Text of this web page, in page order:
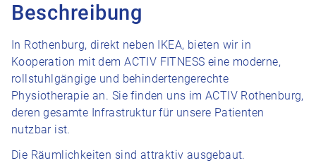
Beschreibung
In Rothenburg, direkt neben IKEA, bieten wir in
Kooperation mit dem ACTIV FITNESS eine moderne,
rollstuhlgängige und behindertengerechte
Physiotherapie an. Sie finden uns im ACTIV Rothenburg,
deren gesamte Infrastruktur für unsere Patienten
nutzbar ist.
Die Räumlichkeiten sind attraktiv ausgebaut.